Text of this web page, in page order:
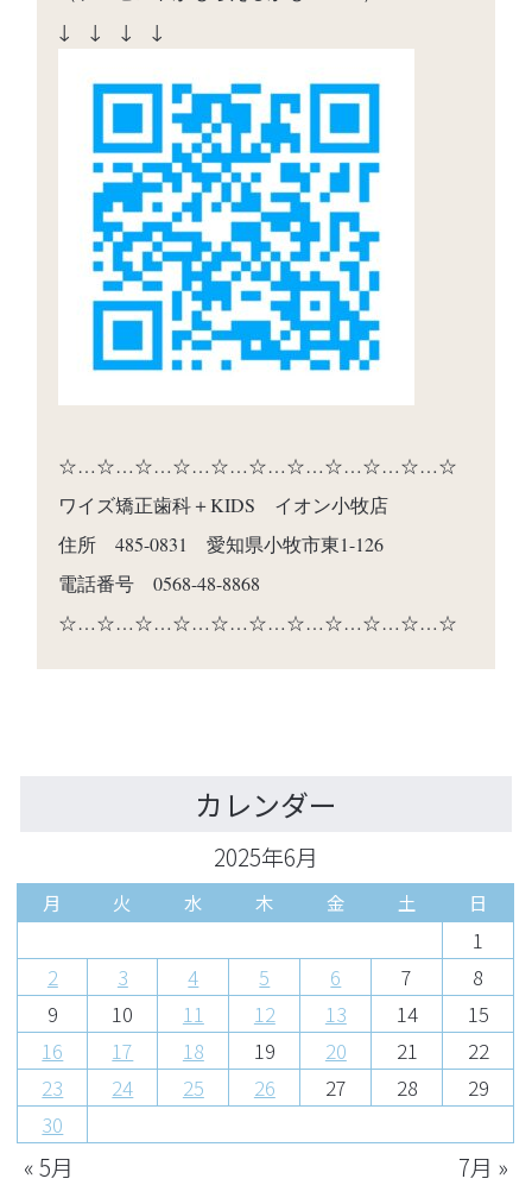
↓ ↓ ↓ ↓
☆…☆…☆…☆…☆…☆…☆…☆…☆…☆…☆
ワイズ矯正歯科＋KIDS イオン小牧店
住所 485-0831 愛知県小牧市東1-126
電話番号 0568-48-8868
☆…☆…☆…☆…☆…☆…☆…☆…☆…☆…☆
カレンダー
2025年6月
月 火 水 木 金 土 日
1
2
3 4 5 6 7
8
9
10 11 12 13 14
15
16
17 18 19 20 21
22
23
24 25 26 27 28
29
30
« 5月 7月 »